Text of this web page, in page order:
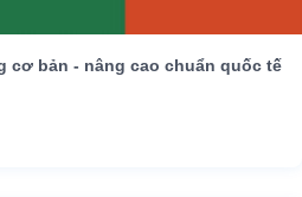
cơ bản - nâng cao chuẩn quốc tế